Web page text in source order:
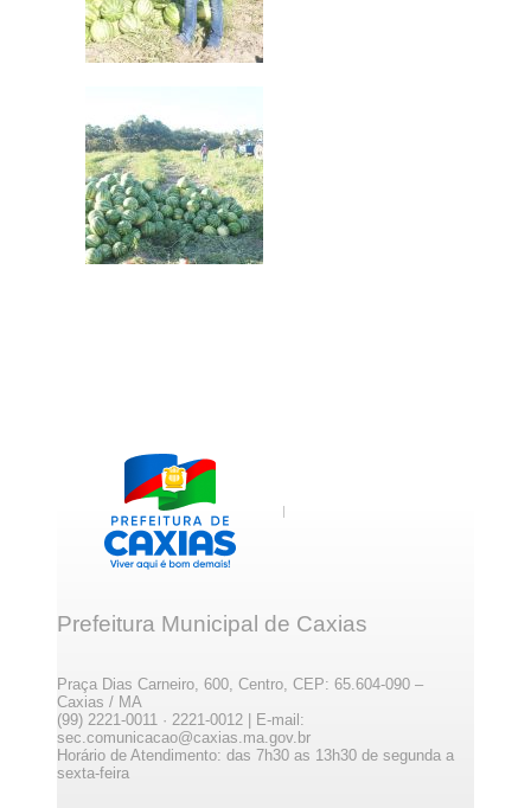
Prefeitura Municipal de Caxias
Praça Dias Carneiro, 600, Centro, CEP: 65.604-090 –
Caxias / MA
(99) 2221-0011 · 2221-0012 | E-mail:
sec.comunicacao@caxias.ma.gov.br
Horário de Atendimento: das 7h30 as 13h30 de segunda a
sexta-feira